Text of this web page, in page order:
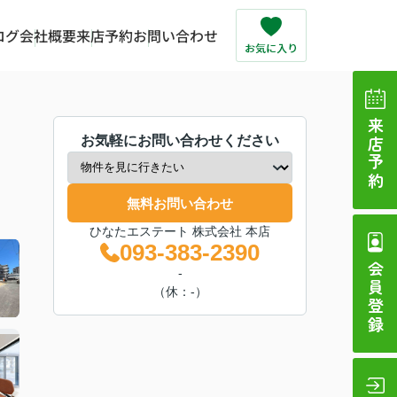
グ会社概要来店予約お問い合わせ
来店予約
会員登録
お気軽にお問い合わせください
無料お問い合わせ
ひなたエステート 株式会社 本店
093-383-2390
-
（休：-）